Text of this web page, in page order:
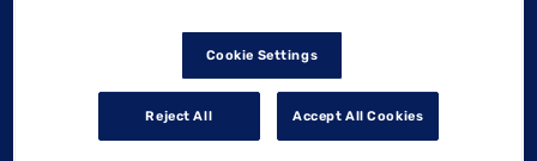
NOS ENGAGEMENTS
GARAGE
Cookie Settings
Reject All Accept All Cookies